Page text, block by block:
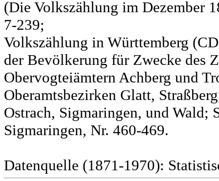
(Die Volkszählung im Dezember
7-239;
Volkszählung in Württemberg
der Bevölkerung für Zwecke des
Obervogteiämtern Achberg und
Oberamtsbezirken Glatt,
Ostrach, Sigmaringen, und Wald;
Sigmaringen, Nr. 460-469.
Datenquelle (1871-1970):